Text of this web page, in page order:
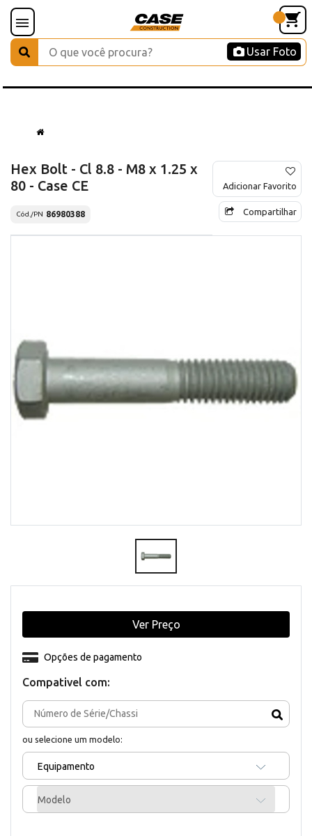
Usar Foto
Hex Bolt - Cl 8.8 - M8 x 1.25 x
80 - Case CE
Cód./PN 86980388
Adicionar Favorito
Compartilhar
Compativel com:
ou selecione um modelo:
Equipamento
Modelo
Opções de pagamento
Ver Preço